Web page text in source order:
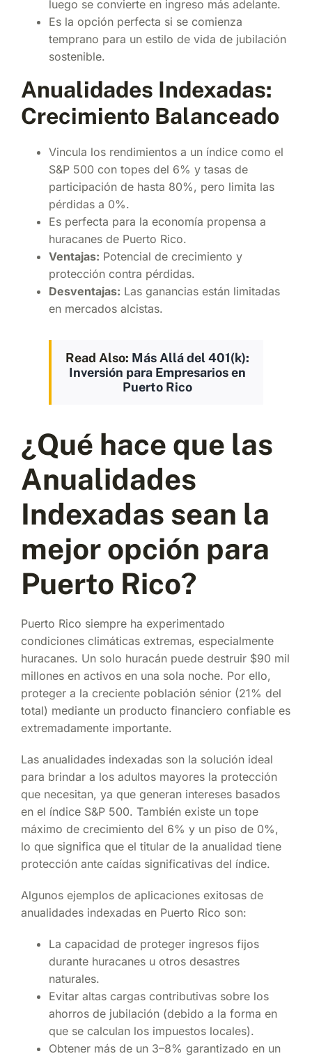
luego se convierte en ingreso más adelante.
Es la opción perfecta si se comienza
temprano para un estilo de vida de jubilación
sostenible.
Anualidades Indexadas:
Crecimiento Balanceado
Vincula los rendimientos a un índice como el
S&P 500 con topes del 6% y tasas de
participación de hasta 80%, pero limita las
pérdidas a 0%.
Es perfecta para la economía propensa a
huracanes de Puerto Rico.
Ventajas: Potencial de crecimiento y
protección contra pérdidas.
Desventajas: Las ganancias están limitadas
en mercados alcistas.
Read Also: Más Allá del 401(k):
Inversión para Empresarios en
Puerto Rico
¿Qué hace que las
Anualidades
Indexadas sean la
mejor opción para
Puerto Rico?
Puerto Rico siempre ha experimentado
condiciones climáticas extremas, especialmente
huracanes. Un solo huracán puede destruir $90 mil
millones en activos en una sola noche. Por ello,
proteger a la creciente población sénior (21% del
total) mediante un producto financiero confiable es
extremadamente importante.
Las anualidades indexadas son la solución ideal
para brindar a los adultos mayores la protección
que necesitan, ya que generan intereses basados
en el índice S&P 500. También existe un tope
máximo de crecimiento del 6% y un piso de 0%,
lo que significa que el titular de la anualidad tiene
protección ante caídas significativas del índice.
Algunos ejemplos de aplicaciones exitosas de
anualidades indexadas en Puerto Rico son:
La capacidad de proteger ingresos fijos
durante huracanes u otros desastres
naturales.
Evitar altas cargas contributivas sobre los
ahorros de jubilación (debido a la forma en
que se calculan los impuestos locales).
Obtener más de un 3–8% garantizado en un